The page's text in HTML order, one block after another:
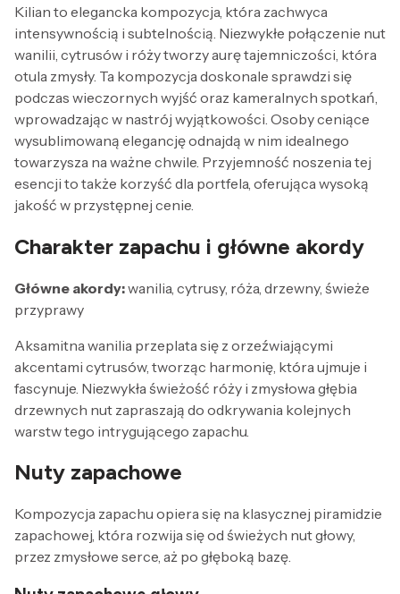
Kilian to elegancka kompozycja, która zachwyca
intensywnością i subtelnością. Niezwykłe połączenie nut
wanilii, cytrusów i róży tworzy aurę tajemniczości, która
otula zmysły. Ta kompozycja doskonale sprawdzi się
podczas wieczornych wyjść oraz kameralnych spotkań,
wprowadzając w nastrój wyjątkowości. Osoby ceniące
wysublimowaną elegancję odnajdą w nim idealnego
towarzysza na ważne chwile. Przyjemność noszenia tej
esencji to także korzyść dla portfela, oferująca wysoką
jakość w przystępnej cenie.
Charakter zapachu i główne akordy
Główne akordy:wanilia, cytrusy, róża, drzewny, świeże
przyprawy
Aksamitna wanilia przeplata się z orzeźwiającymi
akcentami cytrusów, tworząc harmonię, która ujmuje i
fascynuje. Niezwykła świeżość róży i zmysłowa głębia
drzewnych nut zapraszają do odkrywania kolejnych
warstw tego intrygującego zapachu.
Nuty zapachowe
Kompozycja zapachu opiera się na klasycznej piramidzie
zapachowej, która rozwija się od świeżych nut głowy,
przez zmysłowe serce, aż po głęboką bazę.